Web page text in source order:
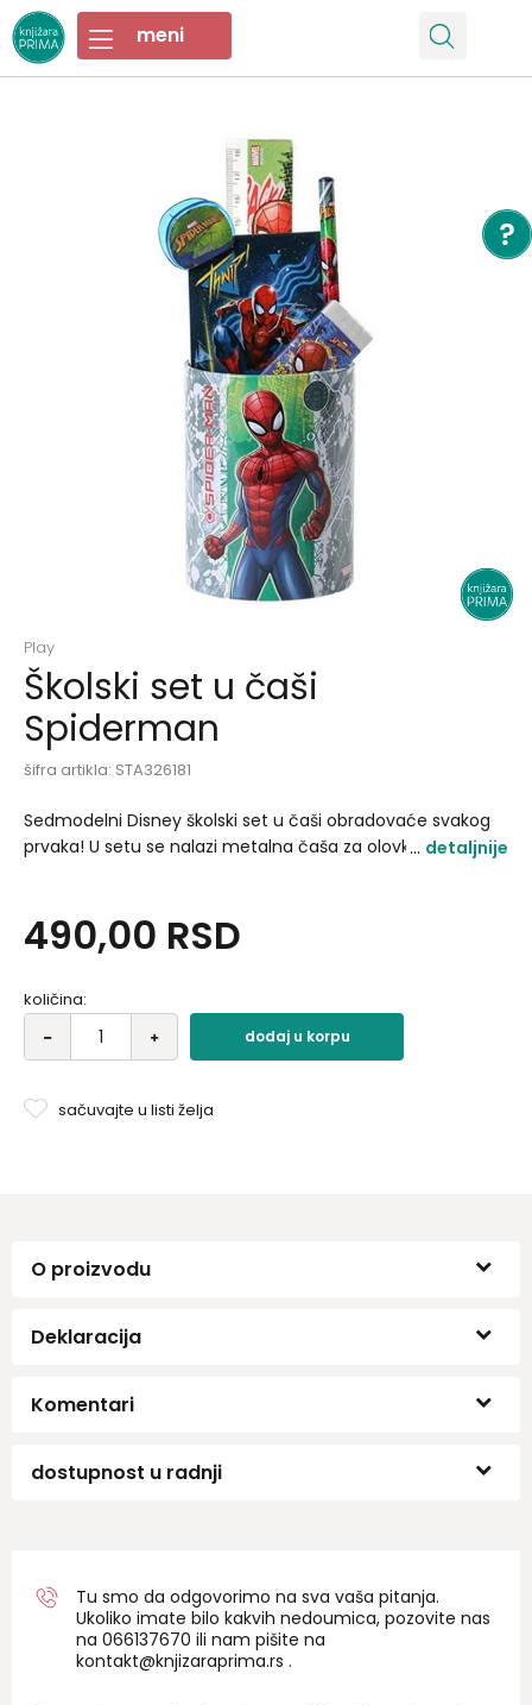
Play
Školski set u čaši
Spiderman
šifra artikla: STA326181
Sedmodelni Disney školski set u čaši obradovaće svakog
prvaka! U setu se nalazi metalna čaša za olovke lenjirdetaljnije
490,00 RSD
količina:
dodaj u korpu
sačuvajte u listi želja
O proizvodu
Deklaracija
Komentari
dostupnost u radnji
Tu smo da odgovorimo na sva vaša pitanja.
Ukoliko imate bilo kakvih nedoumica, pozovite nas
na 066137670 ili nam pišite na
kontakt@knjizaraprima.rs .